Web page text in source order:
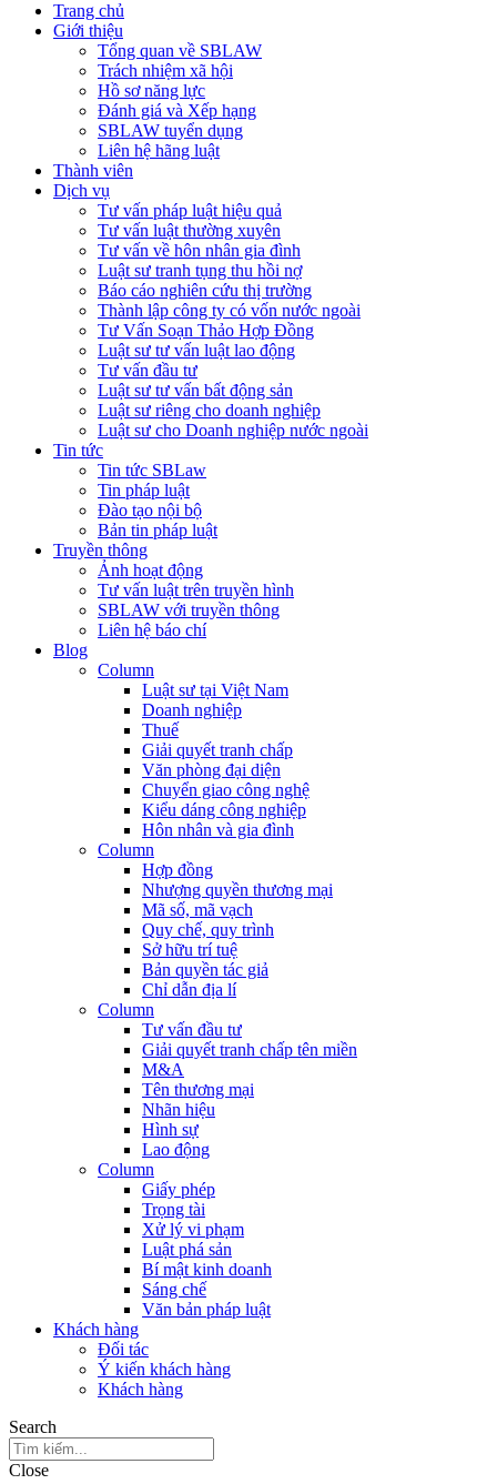
Trang chủ
Giới thiệu
Tổng quan về SBLAW
Trách nhiệm xã hội
Hồ sơ năng lực
Đánh giá và Xếp hạng
SBLAW tuyển dụng
Liên hệ hãng luật
Thành viên
Dịch vụ
Tư vấn pháp luật hiệu quả
Tư vấn luật thường xuyên
Tư vấn về hôn nhân gia đình
Luật sư tranh tụng thu hồi nợ
Báo cáo nghiên cứu thị trường
Thành lập công ty có vốn nước ngoài
Tư Vấn Soạn Thảo Hợp Đồng
Luật sư tư vấn luật lao động
Tư vấn đầu tư
Luật sư tư vấn bất động sản
Luật sư riêng cho doanh nghiệp
Luật sư cho Doanh nghiệp nước ngoài
Tin tức
Tin tức SBLaw
Tin pháp luật
Đào tạo nội bộ
Bản tin pháp luật
Truyền thông
Ảnh hoạt động
Tư vấn luật trên truyền hình
SBLAW với truyền thông
Liên hệ báo chí
Blog
Column
Luật sư tại Việt Nam
Doanh nghiệp
Thuế
Giải quyết tranh chấp
Văn phòng đại diện
Chuyển giao công nghệ
Kiểu dáng công nghiệp
Hôn nhân và gia đình
Column
Hợp đồng
Nhượng quyền thương mại
Mã số, mã vạch
Quy chế, quy trình
Sở hữu trí tuệ
Bản quyền tác giả
Chỉ dẫn địa lí
Column
Tư vấn đầu tư
Giải quyết tranh chấp tên miền
M&A
Tên thương mại
Nhãn hiệu
Hình sự
Lao động
Column
Giấy phép
Trọng tài
Xử lý vi phạm
Luật phá sản
Bí mật kinh doanh
Sáng chế
Văn bản pháp luật
Khách hàng
Đối tác
Ý kiến khách hàng
Khách hàng
Search
Close